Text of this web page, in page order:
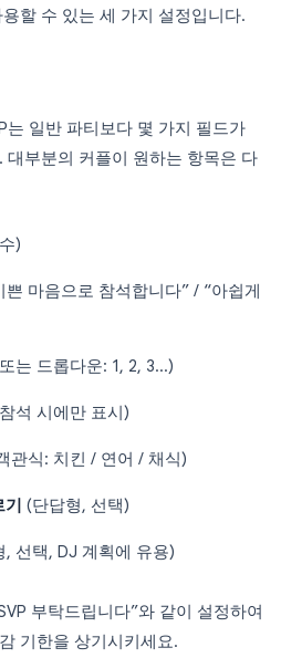
할 수 있는 세 가지 설정입니다.
는 일반 파티보다 몇 가지 필드가
대부분의 커플이 원하는 항목은 다
)
쁜 마음으로 참석합니다” / “아쉽게
는 드롭다운: 1, 2, 3…)
석 시에만 표시)
관식: 치킨 / 연어 / 채식)
기 (단답형, 선택)
, 선택, DJ 계획에 유용)
부탁드립니다”와 같이 설정하여
기한을 상기시키세요.